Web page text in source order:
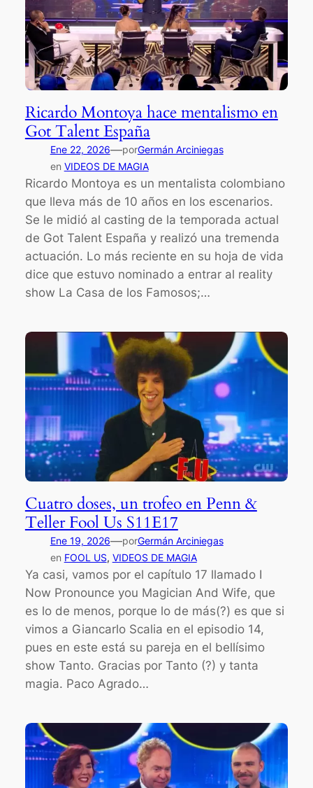
Ricardo Montoya hace mentalismo en
Got Talent España
Ene 22, 2026—porGermán Arciniegas
en VIDEOS DE MAGIA
Ricardo Montoya es un mentalista colombiano
que lleva más de 10 años en los escenarios.
Se le midió al casting de la temporada actual
de Got Talent España y realizó una tremenda
actuación. Lo más reciente en su hoja de vida
dice que estuvo nominado a entrar al reality
show La Casa de los Famosos;…
Cuatro doses, un trofeo en Penn &
Teller Fool Us S11E17
Ene 19, 2026—porGermán Arciniegas
en FOOL US, VIDEOS DE MAGIA
Ya casi, vamos por el capítulo 17 llamado I
Now Pronounce you Magician And Wife, que
es lo de menos, porque lo de más(?) es que si
vimos a Giancarlo Scalia en el episodio 14,
pues en este está su pareja en el bellísimo
show Tanto. Gracias por Tanto (?) y tanta
magia. Paco Agrado…